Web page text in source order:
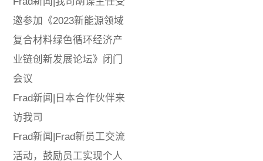
邀参加《2023新能源领域
复合材料绿色循环经济产
业链创新发展论坛》闭门
会议
Frad新闻|日本合作伙伴来
访我司
Frad新闻|Frad新员工交流
活动，鼓励员工实现个人